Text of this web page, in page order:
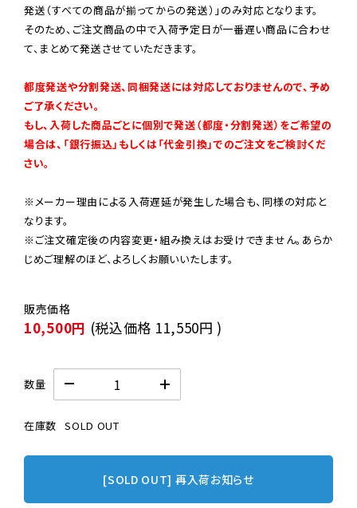
発送（すべての商品が揃ってからの発送）」のみ対応となります。
そのため、ご注文商品の中で入荷予定日が一番遅い商品に合わせ
て、まとめて発送させていただきます。
都度発送や分割発送、同梱発送には対応しておりませんので、予め
ご了承ください。
もし、入荷した商品ごとに個別で発送（都度・分割発送）をご希望の
場合は、「銀行振込」もしくは「代金引換」でのご注文をご検討くだ
さい。
※メーカー理由による入荷遅延が発生した場合も、同様の対応と
なります。
※ご注文確定後の内容変更・組み換えはお受けできません。あらか
じめご理解のほど、よろしくお願いいたします。
10,500円 (税込価格 11,550円 )
数量
在庫数 SOLD OUT
[SOLD OUT] 再入荷お知らせ